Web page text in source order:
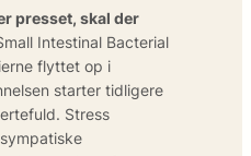
presset, skal der
Intestinal Bacterial
flyttet op i
starter tidligere
Stress